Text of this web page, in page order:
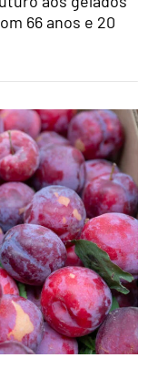
66 anos e 20